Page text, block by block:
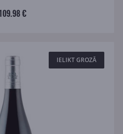
€
IELIKT GROZĀ